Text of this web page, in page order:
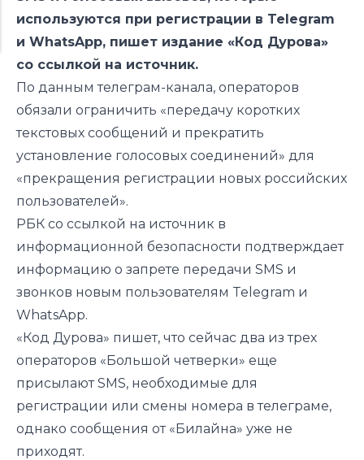
используются при регистрации в Telegram
и WhatsApp, пишет издание «Код Дурова»
со ссылкой на источник.
По данным телеграм-канала, операторов
обязали ограничить «передачу коротких
текстовых сообщений и прекратить
установление голосовых соединений» для
«прекращения регистрации новых российских
пользователей».
РБК со ссылкой на источник в
информационной безопасности подтверждает
информацию о запрете передачи SMS и
звонков новым пользователям Telegram и
WhatsApp.
«Код Дурова» пишет, что сейчас два из трех
операторов «Большой четверки» еще
присылают SMS, необходимые для
регистрации или смены номера в телеграме,
однако сообщения от «Билайна» уже не
приходят.